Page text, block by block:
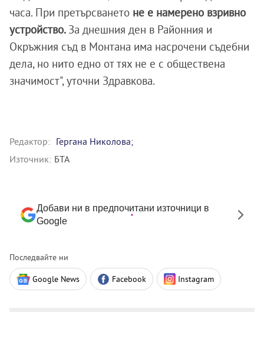
часа. При претърсването не е намерено взривно
устройство. За днешния ден в Районния и
Окръжния съд в Монтана има насрочени съдебни
дела, но нито едно от тях не е с обществена
значимост", уточни Здравкова.
Редактор: Гергана Николова;
Източник: БТА
Добави ни в предпочитани източници в
Google
Последвайте ни
Google News Facebook Instagram